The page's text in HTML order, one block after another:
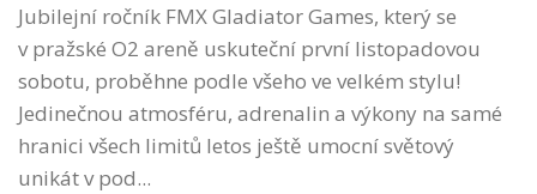
Jubilejní ročník FMX Gladiator Games, který se
v pražské O2 areně uskuteční první listopadovou
sobotu, proběhne podle všeho ve velkém stylu!
Jedinečnou atmosféru, adrenalin a výkony na samé
hranici všech limitů letos ještě umocní světový
unikát v pod...